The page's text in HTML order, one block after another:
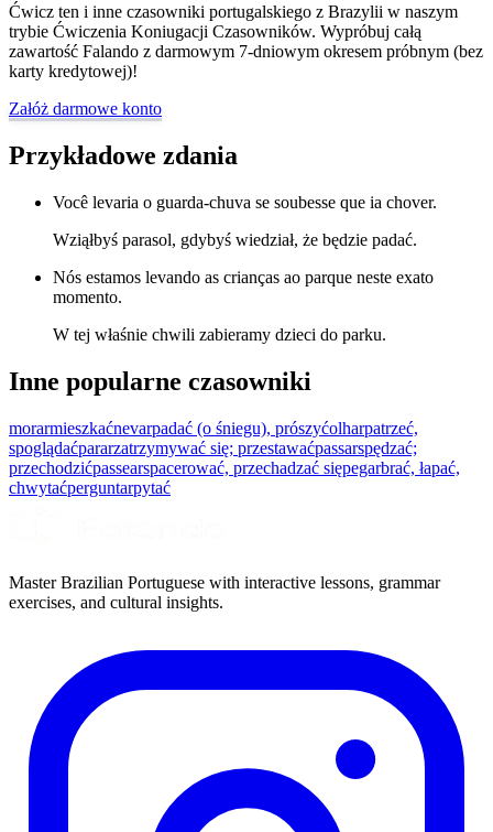
Ćwicz ten i inne czasowniki portugalskiego z Brazylii w naszym
trybie Ćwiczenia Koniugacji Czasowników. Wypróbuj całą
zawartość Falando z darmowym 7-dniowym okresem próbnym (bez
karty kredytowej)!
Załóż darmowe konto
Przykładowe zdania
Você levaria o guarda-chuva se soubesse que ia chover.
Wziąłbyś parasol, gdybyś wiedział, że będzie padać.
Nós estamos levando as crianças ao parque neste exato
momento.
W tej właśnie chwili zabieramy dzieci do parku.
Inne popularne czasowniki
morarmieszkaćnevarpadać (o śniegu), prószyćolharpatrzeć,
spoglądaćpararzatrzymywać się; przestawaćpassarspędzać;
przechodzićpassearspacerować, przechadzać siępegarbrać, łapać,
chwytaćperguntarpytać
Master Brazilian Portuguese with interactive lessons, grammar
exercises, and cultural insights.